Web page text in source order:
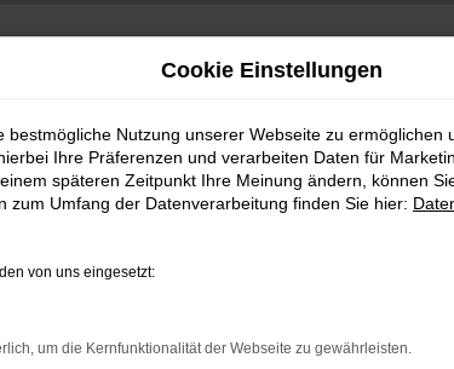
Cookie Einstellungen
bestmögliche Nutzung unserer Webseite zu ermöglichen
Ihre Präferenzen und verarbeiten Daten für
späteren Zeitpunkt Ihre Meinung ändern, können
zum Umfang der Datenverarbeitung finden Sie hier:
von uns eingesetzt:
um die Kernfunktionalität der Webseite zu gewährleisten.